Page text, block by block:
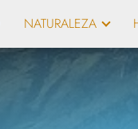
NATURALEZA